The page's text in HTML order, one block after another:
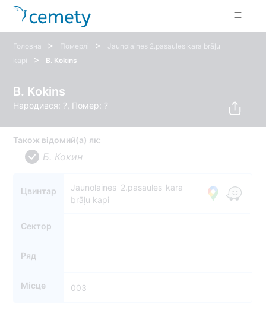
Головна > Померлі >
Jaunolaines 2.pasaules kara brāļu
kapi
> B. Kokins
B. Kokins
Народився: ?, Помер: ?
Також відомий(а) як:
Б. Кокин
Цвинтар
Jaunolaines 2.pasaules kara
brāļu kapi
Сектор
Ряд
Місце 003